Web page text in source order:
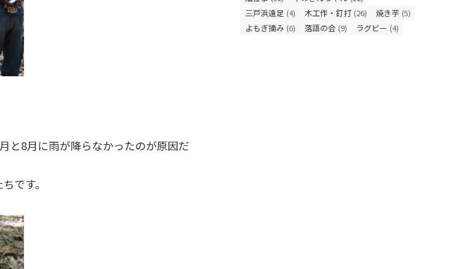
と8月に雨が降らなかったのが原因だ
です。
三戸浜遠足 (4) 木工作・釘打 (26) 焼き芋 (5)
よもぎ摘み (6) 落語の会 (9) ラグビー (4)